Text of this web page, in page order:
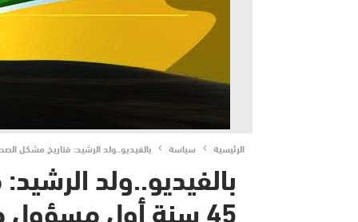
الرئيسية سياسة بالفيديو..ولد الرشيد: فتاريخ مشكل الصحراء منذ 45 سنة أول مسؤول حكومي إجي فزيارة رسمية لعيون..و لوطارت معزة راه
بالفيديو..ولد
45 سنة أول